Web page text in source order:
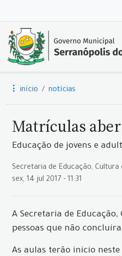
início notícias
Matrículas
Educação de jovens e
Secretaria de Educação, Cultura
sex, 14 jul 2017 - 11:31
A Secretaria de
pessoas que não
As aulas terão início neste